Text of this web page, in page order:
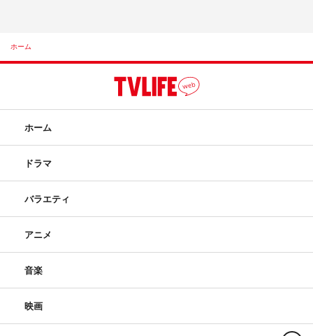
ホーム
ホーム
ドラマ
バラエティ
アニメ
音楽
映画